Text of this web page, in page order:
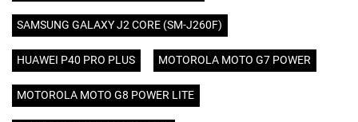
SAMSUNG GALAXY J2 CORE (SM-J260F)
HUAWEI P40 PRO PLUS MOTOROLA MOTO G7 POWER
MOTOROLA MOTO G8 POWER LITE